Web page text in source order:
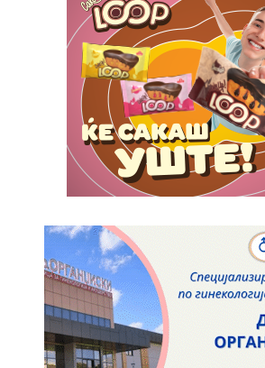
Praesent euismod ac
Ut mollis pellentesque tortor
Nullam eu erat condimentum
Donec quis est ac felis
Orci varius natoque dolor
Yearly pricing Monthly pricing